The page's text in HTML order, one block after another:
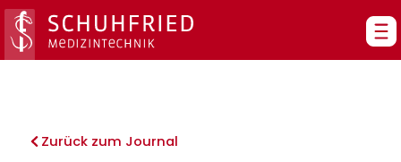
Zum
Inhalt
springen
Zurück zum Journal